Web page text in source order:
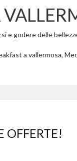
e godere delle
a vallermosa,
OFFERTE!